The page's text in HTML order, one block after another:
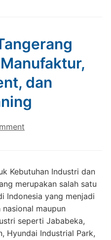
dan
Kebutuhan Industri dan
merupakan salah satu
Indonesia yang menjadi
maupun
seperti Jababeka,
Hyundai Industrial Park,